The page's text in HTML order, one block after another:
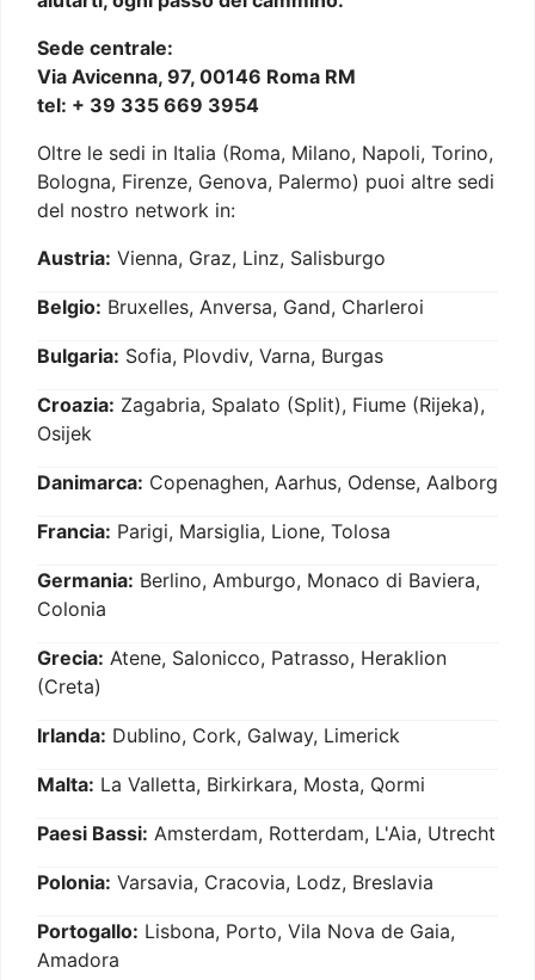
Sede centrale:
Via Avicenna, 97, 00146 Roma RM
tel: + 39 335 669 3954
Oltre le sedi in Italia (Roma, Milano, Napoli, Torino,
Bologna, Firenze, Genova, Palermo) puoi altre sedi
del nostro network in:
Austria: Vienna, Graz, Linz, Salisburgo
Belgio: Bruxelles, Anversa, Gand, Charleroi
Bulgaria: Sofia, Plovdiv, Varna, Burgas
Croazia: Zagabria, Spalato (Split), Fiume (Rijeka),
Osijek
Danimarca: Copenaghen, Aarhus, Odense, Aalborg
Francia: Parigi, Marsiglia, Lione, Tolosa
Germania: Berlino, Amburgo, Monaco di Baviera,
Colonia
Grecia: Atene, Salonicco, Patrasso, Heraklion
(Creta)
Irlanda: Dublino, Cork, Galway, Limerick
Malta: La Valletta, Birkirkara, Mosta, Qormi
Paesi Bassi: Amsterdam, Rotterdam, L'Aia, Utrecht
Polonia: Varsavia, Cracovia, Lodz, Breslavia
Portogallo: Lisbona, Porto, Vila Nova de Gaia,
Amadora